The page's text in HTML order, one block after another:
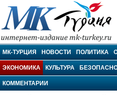
МК-Турция
МК-ТУРЦИЯ НОВОСТИ ПОЛИТИКА
ЭКОНОМИКА КУЛЬТУРА
КОММЕНТАРИИ